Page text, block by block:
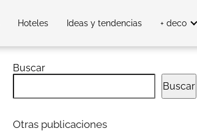
Hoteles Ideas y tendencias + deco
Buscar
Buscar
Otras publicaciones